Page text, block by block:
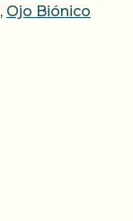
, Ojo Biónico